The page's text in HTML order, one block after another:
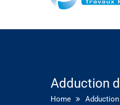
Adduction
Home